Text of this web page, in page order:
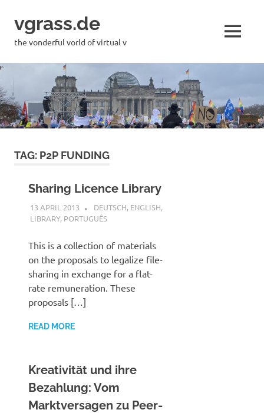
content
vgrass.de
the vonderful vorld of virtual v MENU
TAG: P2P FUNDING
Sharing Licence Library
13 APRIL 2013 VGRASS
DEUTSCH, ENGLISH,
LIBRARY, PORTUGUÊS
This is a collection of materials
on the proposals to legalize file-
sharing in exchange for a flat-
rate remuneration. These
proposals […]
READ MORE
Kreativität und ihre
Bezahlung: Vom
Marktversagen zu Peer-